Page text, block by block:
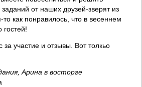
от наших друзей-зверят из
как понравилось, что в весеннем
гостей!
за участие и отзывы. Вот толкьо
Арина в восторге